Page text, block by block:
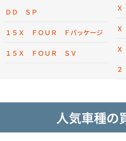
ＤＤ ＳＰ
１５Ｘ ＦＯＵＲ Ｆパッケージ
１５Ｘ ＦＯＵＲ ＳＶ
Ｘ
Ｘ
Ｘ
２
人気車種の